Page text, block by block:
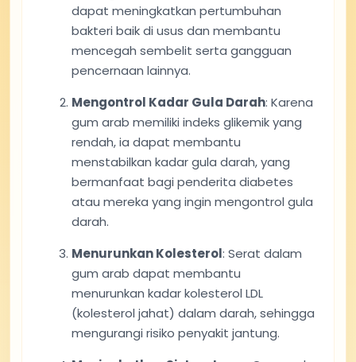
dapat meningkatkan pertumbuhan
bakteri baik di usus dan membantu
mencegah sembelit serta gangguan
pencernaan lainnya.
Mengontrol Kadar Gula Darah: Karena
gum arab memiliki indeks glikemik yang
rendah, ia dapat membantu
menstabilkan kadar gula darah, yang
bermanfaat bagi penderita diabetes
atau mereka yang ingin mengontrol gula
darah.
Menurunkan Kolesterol: Serat dalam
gum arab dapat membantu
menurunkan kadar kolesterol LDL
(kolesterol jahat) dalam darah, sehingga
mengurangi risiko penyakit jantung.